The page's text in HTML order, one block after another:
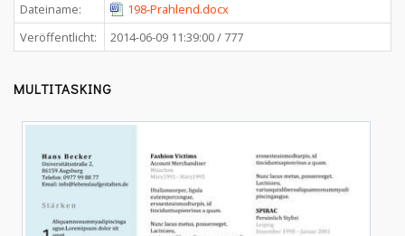
Dateiname:
198-Prahlend.docx
Veröffentlicht:
2014-06-09 11:39:00 / 777
MULTITASKING